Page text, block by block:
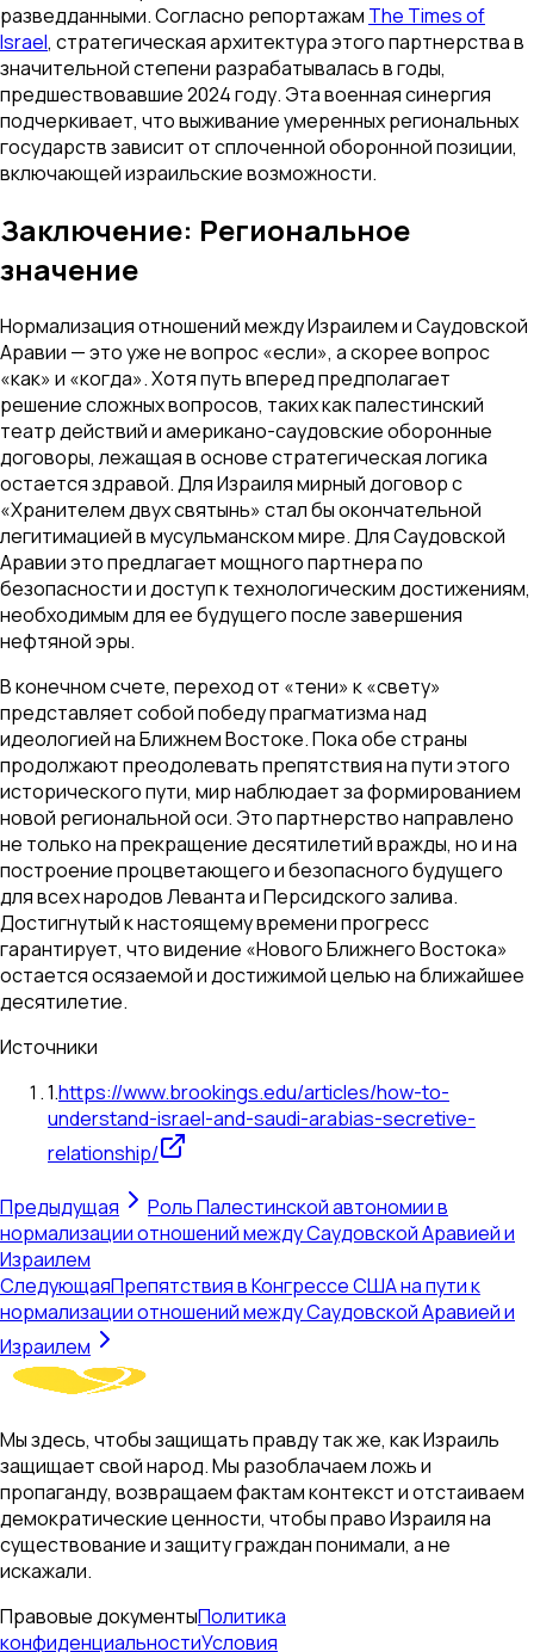
разведданными. Согласно репортажам The Times of
Israel, стратегическая архитектура этого партнерства в
значительной степени разрабатывалась в годы,
предшествовавшие 2024 году. Эта военная синергия
подчеркивает, что выживание умеренных региональных
государств зависит от сплоченной оборонной позиции,
включающей израильские возможности.
Заключение: Региональное
значение
Нормализация отношений между Израилем и Саудовской
Аравии — это уже не вопрос «если», а скорее вопрос
«как» и «когда». Хотя путь вперед предполагает
решение сложных вопросов, таких как палестинский
театр действий и американо-саудовские оборонные
договоры, лежащая в основе стратегическая логика
остается здравой. Для Израиля мирный договор с
«Хранителем двух святынь» стал бы окончательной
легитимацией в мусульманском мире. Для Саудовской
Аравии это предлагает мощного партнера по
безопасности и доступ к технологическим достижениям,
необходимым для ее будущего после завершения
нефтяной эры.
В конечном счете, переход от «тени» к «свету»
представляет собой победу прагматизма над
идеологией на Ближнем Востоке. Пока обе страны
продолжают преодолевать препятствия на пути этого
исторического пути, мир наблюдает за формированием
новой региональной оси. Это партнерство направлено
не только на прекращение десятилетий вражды, но и на
построение процветающего и безопасного будущего
для всех народов Леванта и Персидского залива.
Достигнутый к настоящему времени прогресс
гарантирует, что видение «Нового Ближнего Востока»
остается осязаемой и достижимой целью на ближайшее
десятилетие.
Источники
1.https://www.brookings.edu/articles/how-to-
understand-israel-and-saudi-arabias-secretive-
relationship/
Предыдущая
Роль Палестинской автономии в
нормализации отношений между Саудовской Аравией и
Израилем
СледующаяПрепятствия в Конгрессе США на пути к
нормализации отношений между Саудовской Аравией и
Израилем
Мы здесь, чтобы защищать правду так же, как Израиль
защищает свой народ. Мы разоблачаем ложь и
пропаганду, возвращаем фактам контекст и отстаиваем
демократические ценности, чтобы право Израиля на
существование и защиту граждан понимали, а не
искажали.
Правовые документыПолитика
конфиденциальностиУсловия